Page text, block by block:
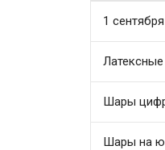
1
Шары
Шары на